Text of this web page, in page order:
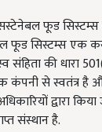
फूड
फूड सिस्टम्स एक
संहिता की धारा
कंपनी से स्वतंत्र है
द्वारा
संस्थान है.